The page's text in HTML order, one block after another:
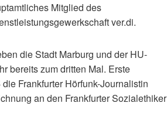
Mitglied des
ver.di.
die Stadt Marburg und der HU-
bereits zum dritten Mal. Erste
Frankfurter Hörfunk-Journalistin
an den Frankfurter Sozialethiker